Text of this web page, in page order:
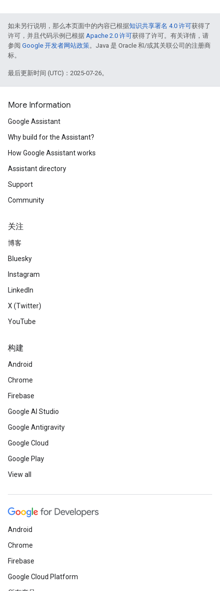
如未另行说明，那么本页面中的内容已根据知识共享署名 4.0 许可获得了
许可，并且代码示例已根据 Apache 2.0 许可获得了许可。有关详情，请
参阅 Google 开发者网站政策。Java 是 Oracle 和/或其关联公司的注册商
标。
最后更新时间 (UTC)：2025-07-26。
More Information
Google Assistant
Why build for the Assistant?
How Google Assistant works
Assistant directory
Support
Community
关注
博客
Bluesky
Instagram
LinkedIn
X (Twitter)
YouTube
构建
Android
Chrome
Firebase
Google AI Studio
Google Antigravity
Google Cloud
Google Play
View all
Android
Chrome
Firebase
Google Cloud Platform